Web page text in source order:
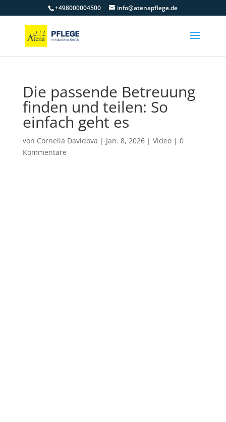
+498000004500 info@atenapflege.de
Die passende Betreuung
finden und teilen: So
einfach geht es
von Cornelia Davidova | Jan. 8, 2026| Video| 0
Kommentare